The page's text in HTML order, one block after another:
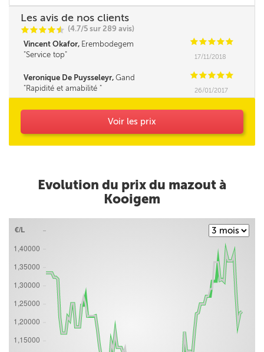
Les avis de nos clients
CCCCi
@ (4.7/5 sur 289 avis)
Vincent Okafor, Erembodegem CCCCC
Service top
17/11/2018
Veronique De Puysseleyr, Gand CCCCC
Rapidité et amabilité
26/01/2017
Voir les prix
Evolution du prix du mazout à
Kooigem